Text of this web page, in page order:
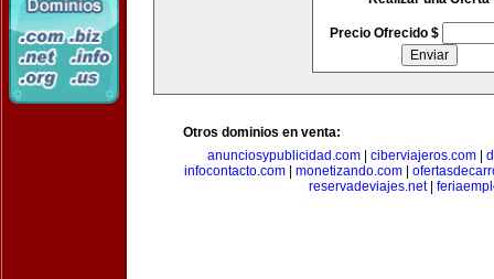
Precio Ofrecido $
Otros dominios en venta:
anunciosypublicidad.com| ciberviajeros.com|
infocontacto.com
monetizando.com
reservadeviajes.net|